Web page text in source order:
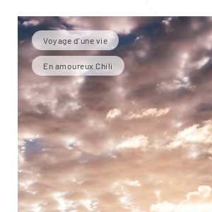
Voyage d'une vie
En amoureux Chili